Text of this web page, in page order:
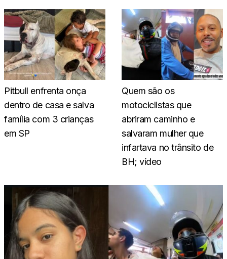
Pitbull enfrenta onça
dentro de casa e salva
família com 3 crianças
em SP
Quem são os
motociclistas que
abriram caminho e
salvaram mulher que
infartava no trânsito de
BH; vídeo